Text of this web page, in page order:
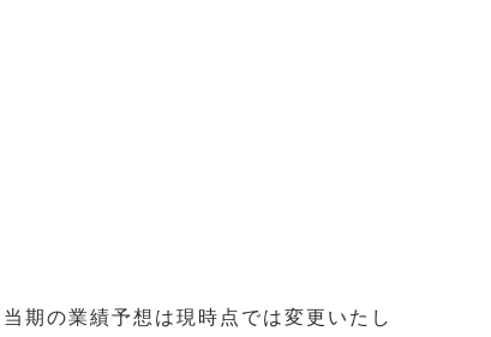
期の業績予想は現時点では変更いたし